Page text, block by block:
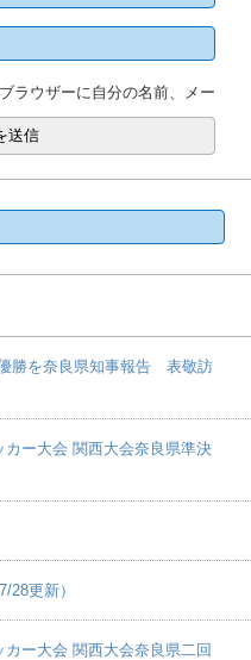
ラウザーに自分の名前、メー
勝を奈良県知事報告 表敬訪
ー大会 関西大会奈良県準決
更新）
ー大会 関西大会奈良県二回